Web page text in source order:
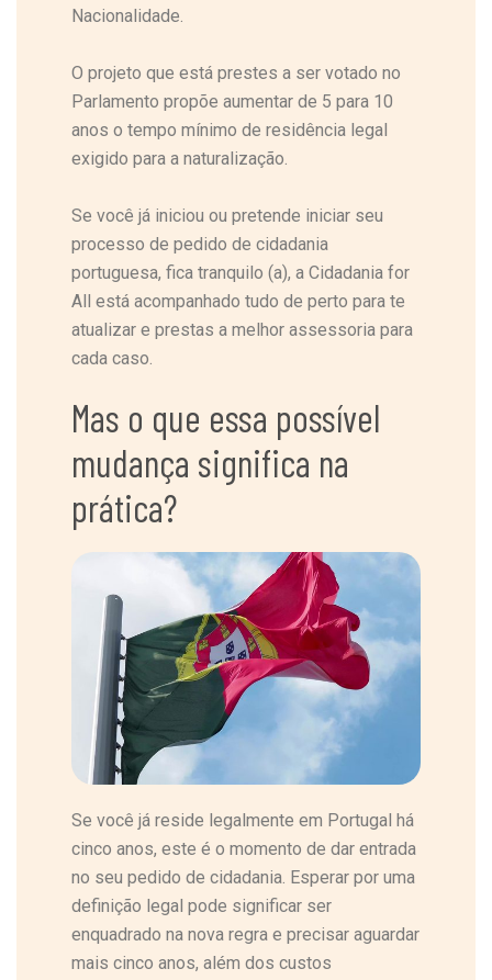
Nacionalidade.
O projeto que está prestes a ser votado no
Parlamento propõe aumentar de 5 para 10
anos o tempo mínimo de residência legal
exigido para a naturalização.
Se você já iniciou ou pretende iniciar seu
processo de pedido de cidadania
portuguesa, fica tranquilo (a), a Cidadania for
All está acompanhado tudo de perto para te
atualizar e prestas a melhor assessoria para
cada caso.
Mas o que essa possível
mudança significa na
prática?
Se você já reside legalmente em Portugal há
cinco anos, este é o momento de dar entrada
no seu pedido de cidadania. Esperar por uma
definição legal pode significar ser
enquadrado na nova regra e precisar aguardar
mais cinco anos, além dos custos